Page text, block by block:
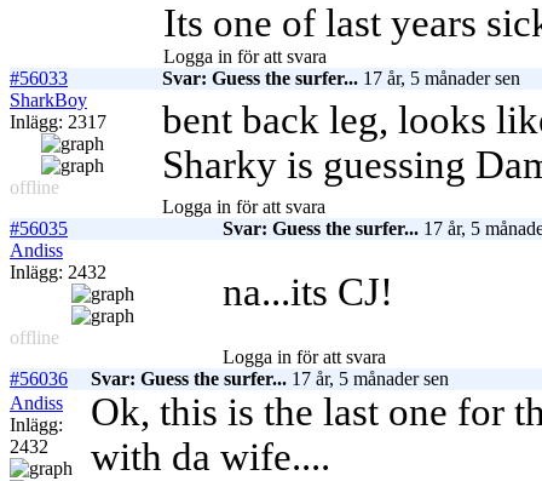
Its one of last years
Logga in för att svara
#56033
Svar: Guess the surfer... 17 år, 5 månader sen
SharkBoy
Inlägg: 2317
offline
bent back leg, looks
Sharky is guessing
Logga in för att svara
#56035
Svar: Guess the surfer... 17 år, 5
Andiss
Inlägg: 2432
offline
na...its CJ!
Logga in för att svara
#56036
Svar: Guess the surfer... 17 år, 5 månader sen
Andiss
Inlägg:
2432
Ok, this is the last one for
with da wife....